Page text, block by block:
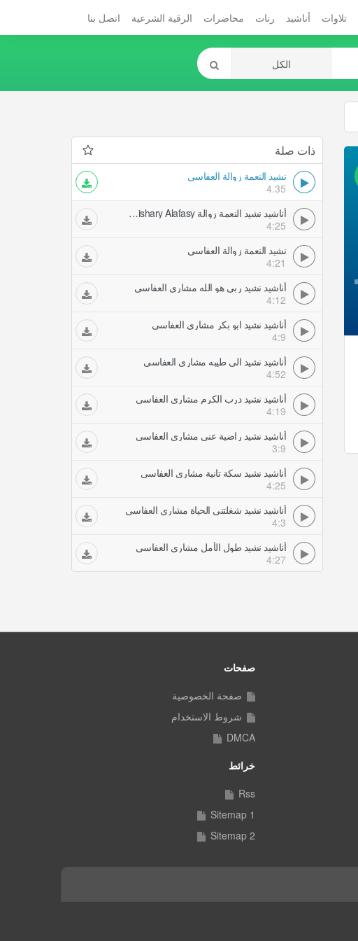
تلاوات أناشيد رنات محاضرات الرقية الشرعية اتصل بنا
ذات صلة
نشيد النعمة زوالة العفاسي
4.35
أناشيد نشيد النعمة زوالة Mishary Alafasy مشاري العفاسي
4:25
نشيد النعمة زوالة العفاسي
4:21
أناشيد نشيد ربي هو الله مشاري العفاسي
4:12
أناشيد نشيد ابو بكر مشاري العفاسي
4:9
أناشيد نشيد الى طيبه مشاري العفاسي
4:52
أناشيد نشيد درب الكرم مشاري العفاسي
4:19
أناشيد نشيد راضية عني مشاري العفاسي
3:9
أناشيد نشيد سكة تانية مشاري العفاسي
4:25
أناشيد نشيد شغلتني الحياة مشاري العفاسي
4:3
أناشيد نشيد طول الأمل مشاري العفاسي
4:27
صفحات
صفحة الخصوصية
شروط الاستخدام
DMCA
خرائط
Rss
Sitemap 1
Sitemap 2